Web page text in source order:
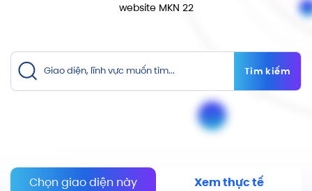
website MKN 22
Tìm kiếm
Chọn giao diện này Xem thực tế